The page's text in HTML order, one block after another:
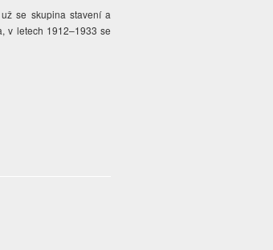
se skupina stavení a
v letech 1912–1933 se